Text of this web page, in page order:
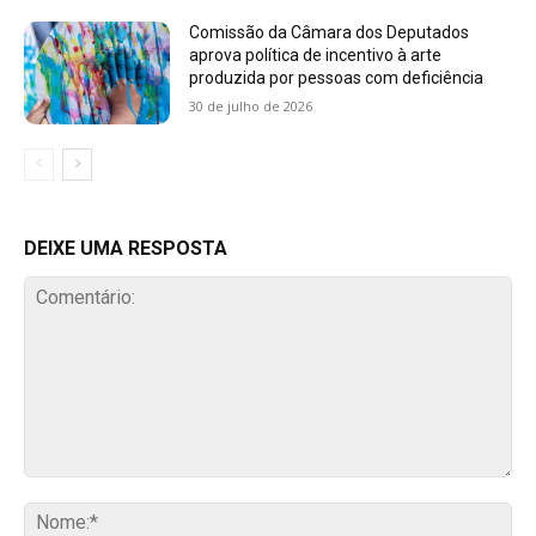
Comissão da Câmara dos Deputados
aprova política de incentivo à arte
produzida por pessoas com deficiência
30 de julho de 2026
DEIXE UMA RESPOSTA